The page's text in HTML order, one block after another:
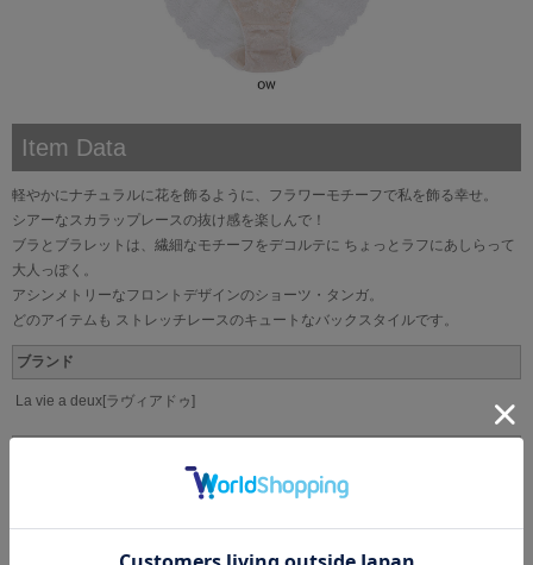
Item Data
軽やかにナチュラルに花を飾るように、フラワーモチーフで私を飾る幸せ。
シアーなスカラップレースの抜け感を楽しんで！
ブラとブラレットは、繊細なモチーフをデコルテに ちょっとラフにあしらって
大人っぽく。
アシンメトリーなフロントデザインのショーツ・タンガ。
どのアイテムも ストレッチレースのキュートなバックスタイルです。
ブランド
La vie a deux[ラヴィアドゥ]
M(ヒップ87-95cm)、L(ヒップ92-100cm)